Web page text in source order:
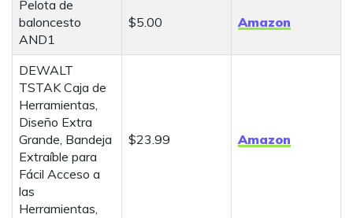
Pelota de
baloncesto
AND1
$5.00 Amazon
DEWALT
TSTAK Caja de
Herramientas,
Diseño Extra
Grande, Bandeja
Extraíble para
Fácil Acceso a
las
Herramientas,
$23.99 Amazon